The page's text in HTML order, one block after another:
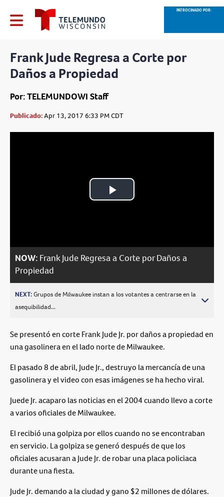
PATROCINADO POR:
Frank Jude Regresa a Corte por
Daños a Propiedad
Por: TELEMUNDOWI Staff
Publicado:Apr 13, 2017 6:33 PM CDT
Play
NOW: Frank Jude Regresa a Corte por Daños a
Propiedad
NEXT:Grupos de Milwaukee instan a los votantes a centrarse en la
asequibilidad...
Se presentó en corte Frank Jude Jr. por daños a propiedad en
una gasolinera en el lado norte de Milwaukee.
El pasado 8 de abril, Jude Jr., destruyo la mercancía de una
gasolinera y el video con esas imágenes se ha hecho viral.
Juede Jr. acaparo las noticias en el 2004 cuando llevo a corte
a varios oficiales de Milwaukee.
El recibió una golpiza por ellos cuando no se encontraban
en servicio. La golpiza se generó después de que los
oficiales acusaran a Jude Jr. de robar una placa policiaca
durante una fiesta.
Jude Jr. demando a la ciudad y gano $2 millones de dólares.